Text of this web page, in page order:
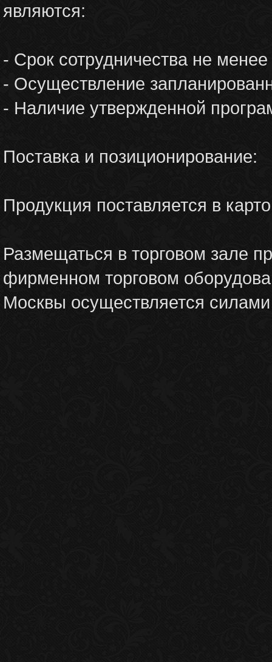
являются:
- Срок сотрудничества не
- Осуществление
- Наличие утвержденной
Поставка и позиционирование:
Продукция поставляется в
Размещаться в торговом зале
фирменном торговом
Москвы осуществляется